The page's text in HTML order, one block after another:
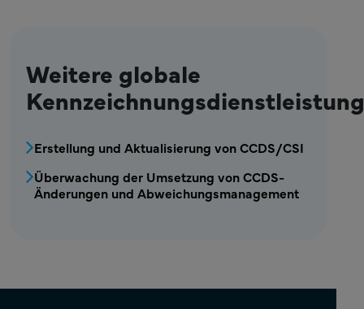
Weitere globale
MPR – Kennzeichnung – Menü Globale
Erstellung und Aktualisierung von CCDS/CSI
Überwachung der Umsetzung von CCDS-
Änderungen und Abweichungsmanagement